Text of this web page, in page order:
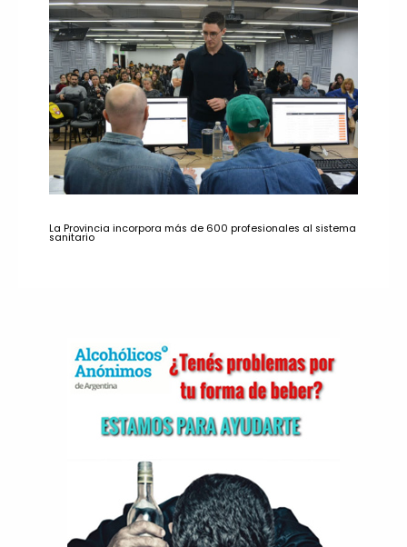
La Provincia incorpora más de 600 profesionales al sistema
sanitario